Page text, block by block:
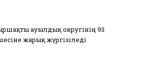
ауылдық округінің 93
жарық жүргізіледі